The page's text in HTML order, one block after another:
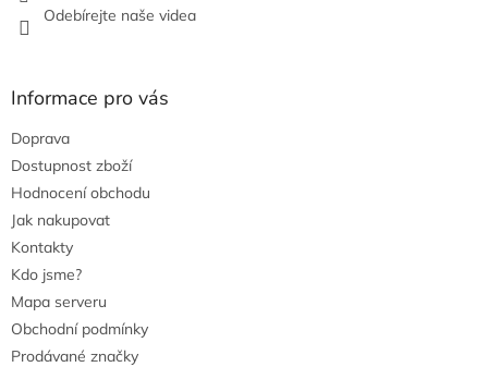
Odebírejte naše videa
Informace pro vás
Doprava
Dostupnost zboží
Hodnocení obchodu
Jak nakupovat
Kontakty
Kdo jsme?
Mapa serveru
Obchodní podmínky
Prodávané značky